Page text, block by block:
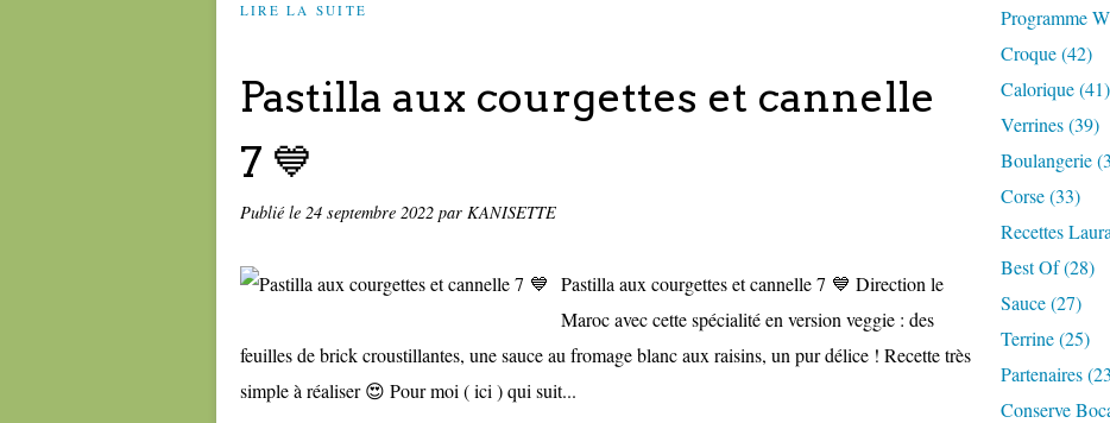
LIRE LA SUITE
Pastilla aux courgettes et cannelle
7 💙
Publié le 24 septembre 2022 par KANISETTE
Pastilla aux courgettes et cannelle 7 💙 Direction le
Maroc avec cette spécialité en version veggie : des
feuilles de brick croustillantes, une sauce au fromage blanc aux raisins, un pur délice ! Recette très
simple à réaliser 😍 Pour moi ( ici ) qui suit...
Programme
Croque (42)
Calorique (41)
Verrines (39)
Boulangerie
Corse (33)
Recettes
Best Of (28)
Sauce (27)
Terrine (25)
Partenaires
Conserve